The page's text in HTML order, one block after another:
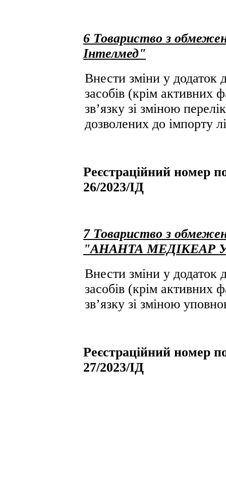
6 Товариство з
Інтелмед"
Внести зміни у додаток
засобів (крім активних
зв’язку зі зміною
дозволених до імпорту
Реєстраційний номер
26/2023/ІД
7 Товариство з
"АНАНТА МЕДІКЕАР
Внести зміни у додаток
засобів (крім активних
зв’язку зі зміною
Реєстраційний номер
27/2023/ІД